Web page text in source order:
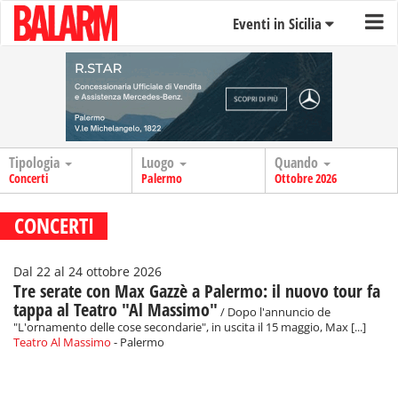
Eventi in Sicilia
Tipologia
Concerti
Luogo
Palermo
Quando
Ottobre 2026
CONCERTI
Dal 22 al 24 ottobre 2026
Tre serate con Max Gazzè a Palermo: il nuovo tour fa
tappa al Teatro "Al Massimo" / Dopo l'annuncio de
"L'ornamento delle cose secondarie", in uscita il 15 maggio, Max [...]
Teatro Al Massimo - Palermo